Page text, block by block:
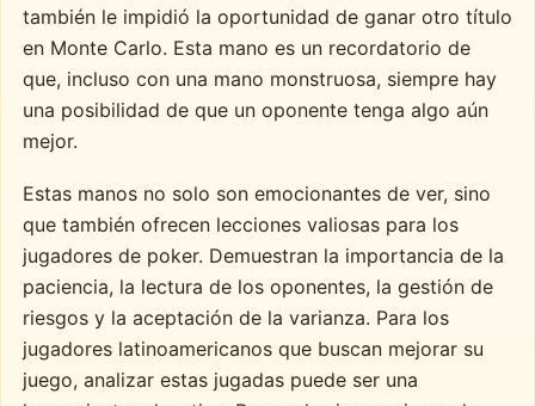
también le impidió la oportunidad de ganar otro título
en Monte Carlo. Esta mano es un recordatorio de
que, incluso con una mano monstruosa, siempre hay
una posibilidad de que un oponente tenga algo aún
mejor.
Estas manos no solo son emocionantes de ver, sino
que también ofrecen lecciones valiosas para los
jugadores de poker. Demuestran la importancia de la
paciencia, la lectura de los oponentes, la gestión de
riesgos y la aceptación de la varianza. Para los
jugadores latinoamericanos que buscan mejorar su
juego, analizar estas jugadas puede ser una